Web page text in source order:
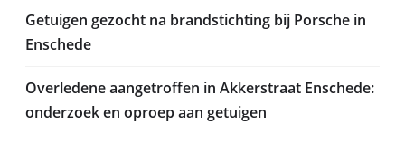
Getuigen gezocht na brandstichting bij Porsche in
Enschede
Overledene aangetroffen in Akkerstraat Enschede:
onderzoek en oproep aan getuigen